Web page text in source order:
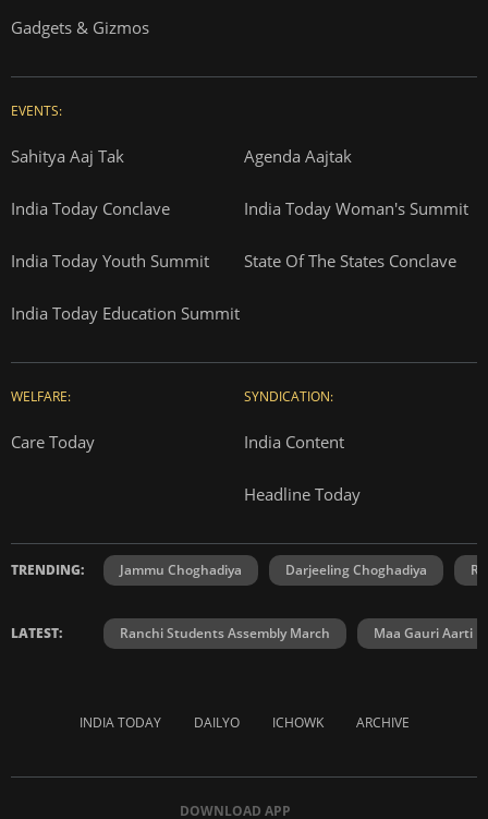
Gadgets & Gizmos
EVENTS:
Sahitya Aaj Tak Agenda Aajtak
India Today Conclave India Today Woman's Summit
India Today Youth Summit State Of The States Conclave
India Today Education Summit
WELFARE:
Care Today
SYNDICATION:
India Content
Headline Today
TRENDING: Jammu Choghadiya Darjeeling Choghadiya
LATEST: Ranchi Students Assembly March Maa Gauri Aarti
INDIA TODAY DAILYO ICHOWK ARCHIVE
DOWNLOAD APP